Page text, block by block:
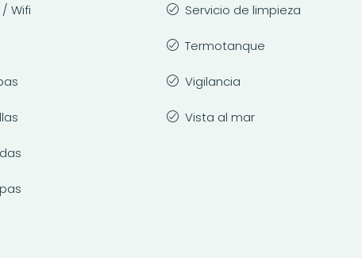
Wifi Servicio de limpieza
Termotanque
Vigilancia
Vista al mar